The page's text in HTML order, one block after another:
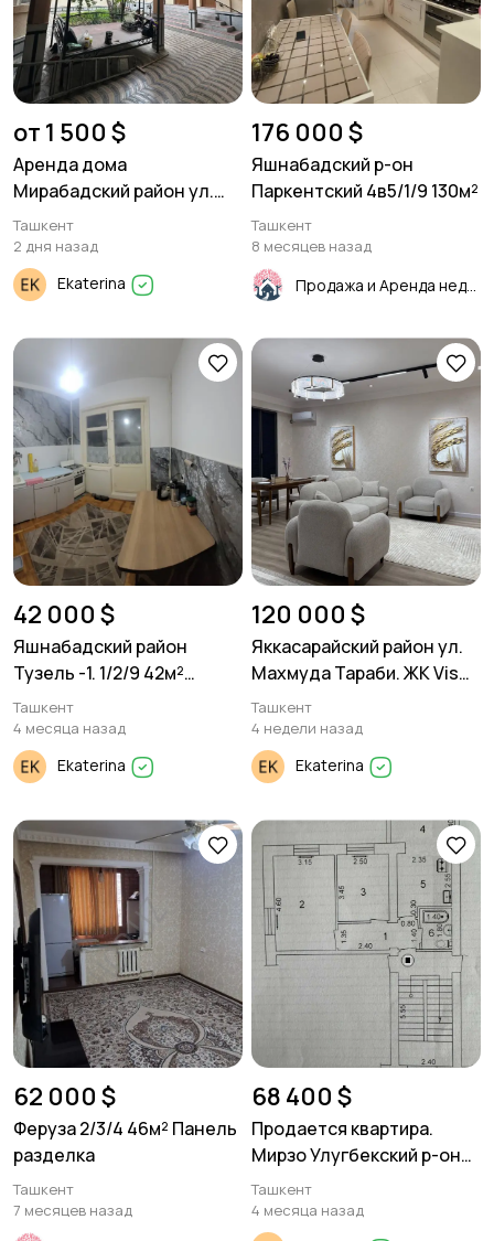
от 1 500 $
Аренда дома
Мирабадский район ул.
Саракульская.
Ташкент
2 дня назад
Ekaterina
176 000 $
Яшнабадский р-он
Паркентский 4в5/1/9 130м²
Ташкент
8 месяцев назад
42 000 $
Яшнабадский район
Тузель -1. 1/2/9 42м²
Французкая планировка.
Ташкент
4 месяца назад
Ekaterina
120 000 $
Яккасарайский район ул.
Махмуда Тараби. ЖК Vis
Port. 2/3/8 53м²
Ташкент
4 недели назад
Ekaterina
62 000 $
Феруза 2/3/4 46м² Панель
разделка
Ташкент
7 месяцев назад
68 400 $
Продается квартира.
Мирзо Улугбекский р-он
2/3/4 40м²
Ташкент
4 месяца назад